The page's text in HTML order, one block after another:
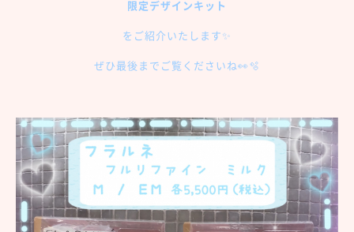
限定デザインキット
をご紹介いたします✨
ぜひ最後までご覧くださいね👀🫧